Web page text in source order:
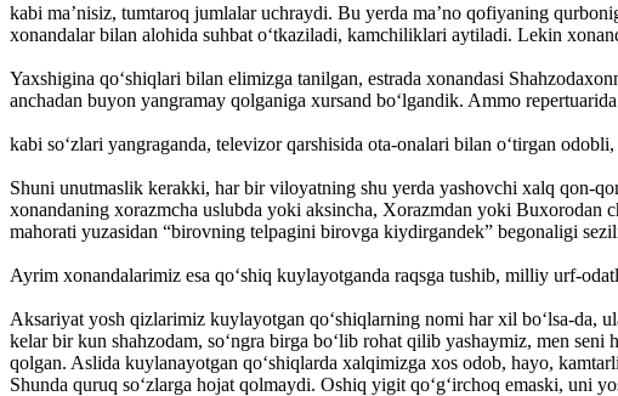
kabi ma’nisiz, tumtaroq jumlalar uchraydi. Bu yerda ma’no qofiyaning
xonandalar bilan alohida ­suhbat o‘tkaziladi, kamchiliklari aytiladi. Lekin
Yaxshigina qo‘shiqlari bilan elimizga tanilgan, estrada xonandasi
­anchadan buyon yangramay qolganiga xursand bo‘lgandik. Ammo
kabi so‘zlari yangraganda, televizor qarshisida ota-onalari bilan o‘tirgan
Shuni unutmaslik kerakki, har bir viloyatning shu yerda yashovchi xalq qon-
xonandaning xorazm­cha uslubda yoki aksincha, Xorazmdan yoki
mahorati yuzasidan “birovning telpagini birovga kiydirgandek” begonaligi
Ayrim xonandalarimiz esa qo‘shiq kuylayotganda raqsga tushib, milliy urf-
Aksariyat yosh qizlarimiz kuylayotgan qo‘shiqlarning nomi har xil bo‘lsa-da,
­kelar bir kun shahzodam, so‘ngra birga bo‘lib rohat qilib yashaymiz, men
qolgan. Aslida kuylanayotgan qo‘shiqlarda xalqimizga xos odob, hayo,
Shunda quruq so‘zlarga hojat qolmaydi. Oshiq yigit qo‘g‘irchoq emaski, uni